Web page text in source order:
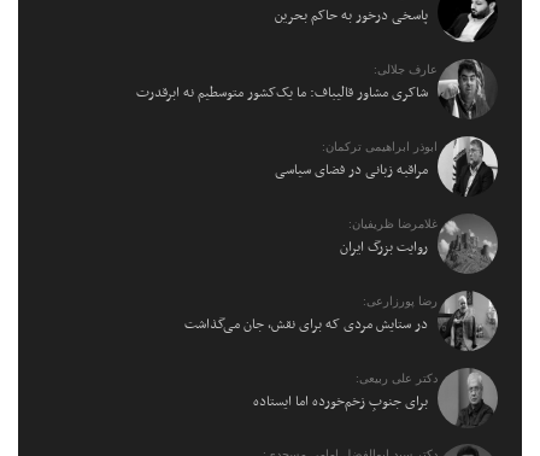
پاسخی درخور به حاکم بحرین
عارف جلالی:
شاکری مشاور قالیباف: ما یک‌کشور متوسطیم نه ابرقدرت
ابوذر ابراهیمی ترکمان:
مراقبه زبانی در فضای سیاسی
غلامرضا ظریفیان:
روایت بزرگ ایران
رضا پورزارعی:
در ستایش مردی که برای نقش، جان می‌گذاشت
دکتر علی ربیعی:
برای جنوبِ زخم‌خورده اما ایستاده